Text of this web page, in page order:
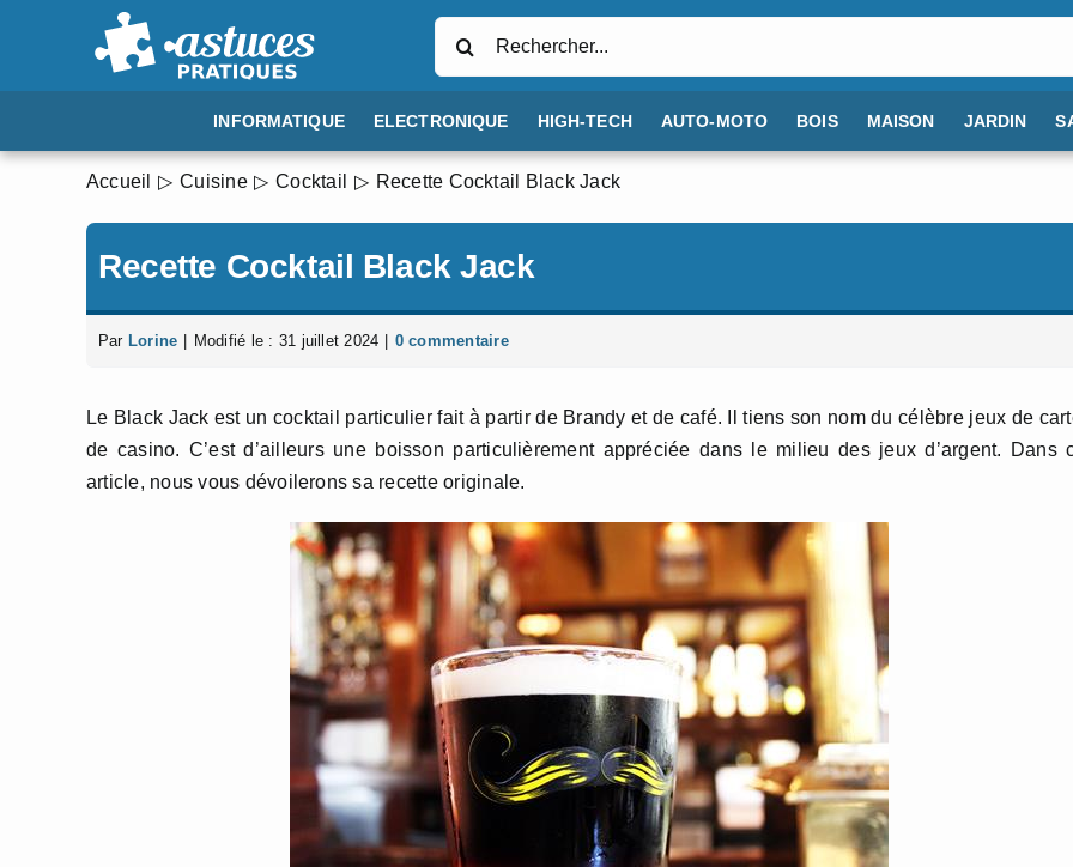
INFORMATIQUE ELECTRONIQUE HIGH-TECH AUTO-MOTO BOIS MAISON JARDIN
Accueil Cuisine Cocktail Recette Cocktail Black Jack
Recette Cocktail Black Jack
Par Lorine Modifié le : 31 juillet 2024 0 commentaire
Le Black Jack est un cocktail particulier fait à partir de Brandy et de café. Il tiens son nom du célèbre jeux de
de casino. C’est d’ailleurs une boisson particulièrement appréciée dans le milieu des jeux d’argent. Dans
article, nous vous dévoilerons sa recette originale.